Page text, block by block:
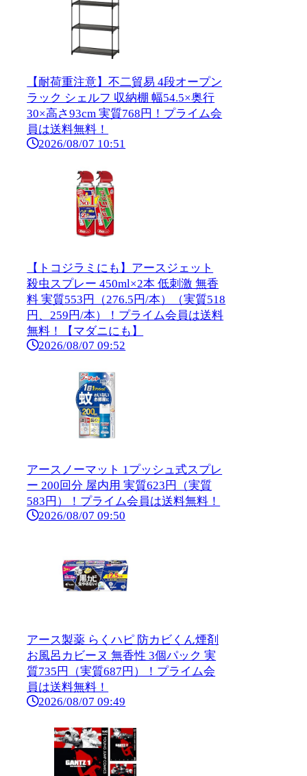
【耐荷重注意】不二貿易 4段オープン
ラック シェルフ 収納棚 幅54.5×奥行
30×高さ93cm 実質768円！プライム会
員は送料無料！
2026/08/07 10:51
【トコジラミにも】アースジェット
殺虫スプレー 450ml×2本 低刺激 無香
料 実質553円（276.5円/本）（実質518
円、259円/本）！プライム会員は送料
無料！【マダニにも】
2026/08/07 09:52
アースノーマット 1プッシュ式スプレ
ー 200回分 屋内用 実質623円（実質
583円）！プライム会員は送料無料！
2026/08/07 09:50
アース製薬 らくハピ 防カビくん煙剤
お風呂カビーヌ 無香性 3個パック 実
質735円（実質687円）！プライム会
員は送料無料！
2026/08/07 09:49